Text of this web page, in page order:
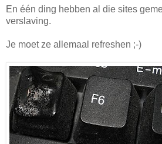
En één ding hebben al die sites
verslaving.
Je moet ze allemaal refreshen ;-)